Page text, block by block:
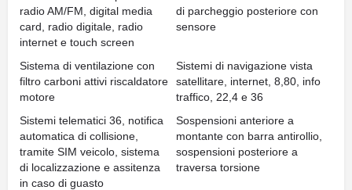
radio AM/FM, digital media
card, radio digitale, radio
internet e touch screen
di parcheggio posteriore con
sensore
Sistema di ventilazione con
filtro carboni attivi riscaldatore
motore
Sistemi di navigazione vista
satellitare, internet, 8,80, info
traffico, 22,4 e 36
Sistemi telematici 36, notifica
automatica di collisione,
tramite SIM veicolo, sistema
di localizzazione e assitenza
in caso di guasto
Sospensioni anteriore a
montante con barra antirollio,
sospensioni posteriore a
traversa torsione